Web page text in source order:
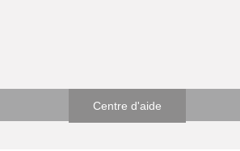
Centre d'aide